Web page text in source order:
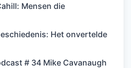
Mensen die
Het onvertelde
# 34 Mike Cavanaugh